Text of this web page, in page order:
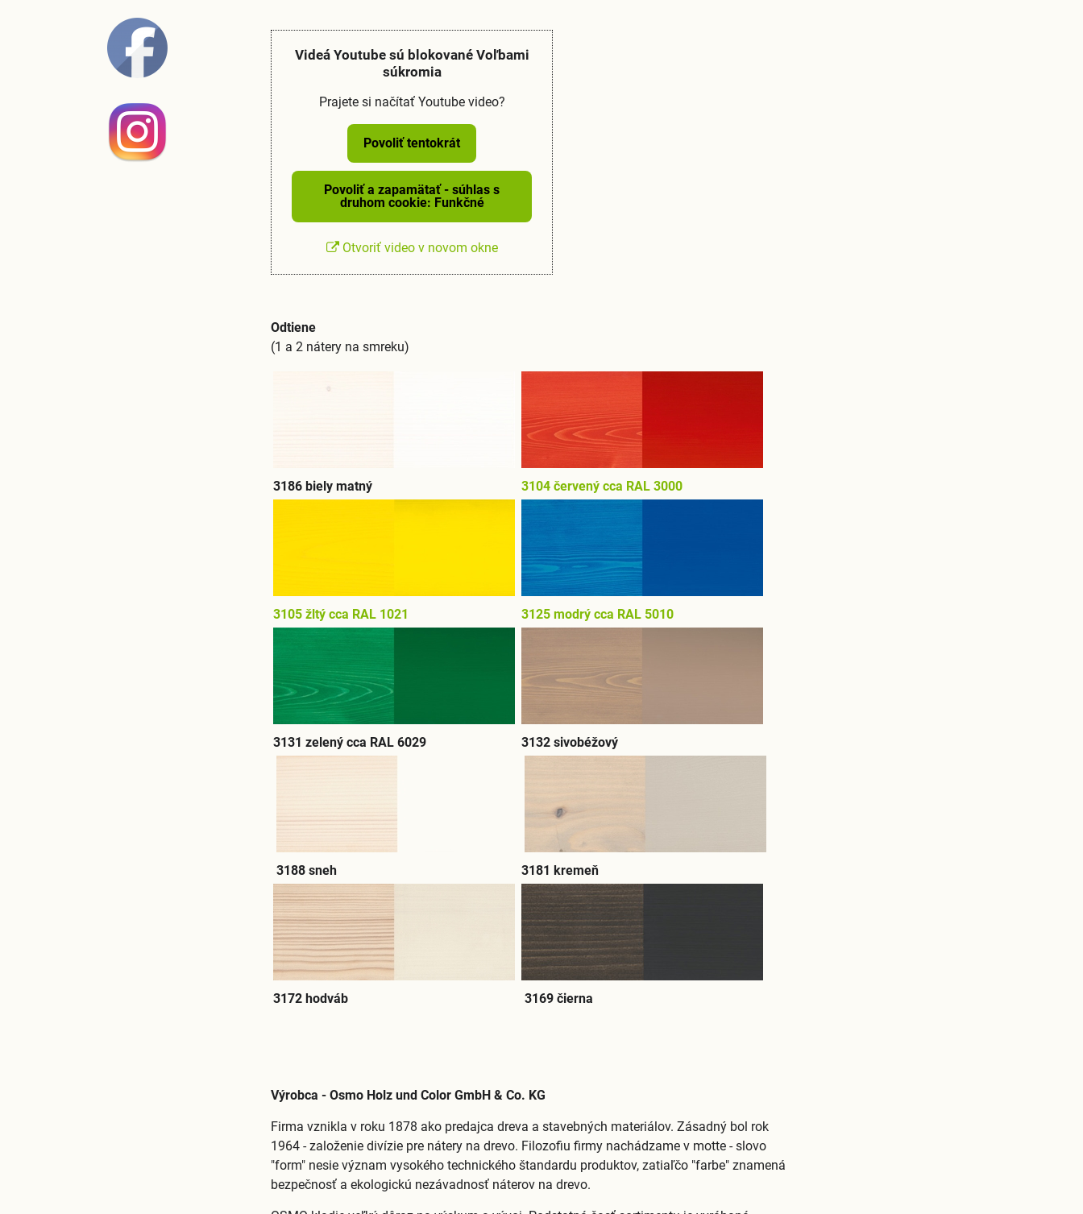
Videá Youtube sú blokované Voľbami
súkromia
Prajete si načítať Youtube video?
Povoliť tentokrát
Povoliť a zapamätať - súhlas s
druhom cookie: Funkčné
Otvoriť video v novom okne
Odtiene
(1 a 2 nátery na smreku)
3186 biely matný 3104 červený cca RAL 3000
3105 žltý cca RAL 1021 3125 modrý cca RAL 5010
3131 zelený cca RAL 6029 3132 sivobéžový
3188 sneh 3181 kremeň
3172 hodváb 3169 čierna
Výrobca - Osmo Holz und Color GmbH & Co. KG
Firma vznikla v roku 1878 ako predajca dreva a stavebných materiálov. Zásadný bol rok
1964 - založenie divízie pre nátery na drevo. Filozofiu firmy nachádzame v motte - slovo
"form" nesie význam vysokého technického štandardu produktov, zatiaľčo "farbe" znamená
bezpečnosť a ekologickú nezávadnosť náterov na drevo.